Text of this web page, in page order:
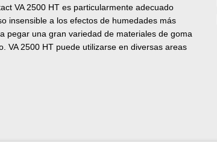
VA 2500 HT es particularmente adecuado
insensible a los efectos de humedades más
pegar una gran variedad de materiales de goma
VA 2500 HT puede utilizarse en diversas areas